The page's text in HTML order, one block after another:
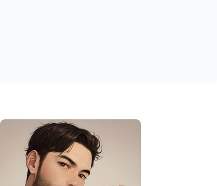
Petit Lévrier Italien : un compagnon
délicat et gracieux